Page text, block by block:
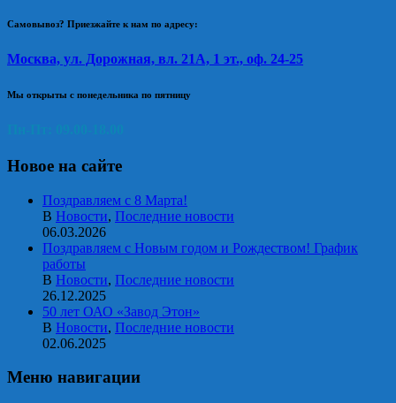
Самовывоз? Приезжайте к нам по адресу:
Москва, ул. Дорожная, вл. 21А, 1 эт., оф. 24-25
Мы открыты с понедельника по пятницу
Новое на сайте
Поздравляем с 8 Марта!
В Новости, Последние новости
06.03.2026
Поздравляем с Новым годом и Рождеством! График
работы
В Новости, Последние новости
26.12.2025
50 лет ОАО «Завод Этон»
В Новости, Последние новости
02.06.2025
Меню навигации